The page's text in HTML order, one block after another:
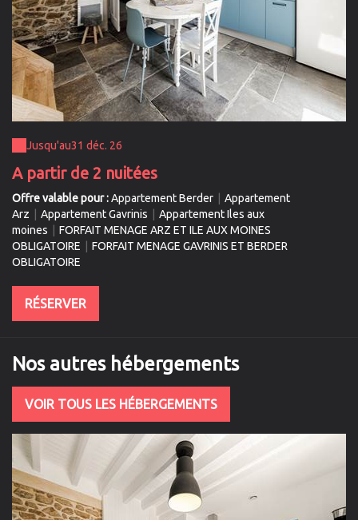
Jusqu'au31 déc. 26
A partir de 2 nuitées
Offre valable pour :Appartement Berder
Appartement
Arz
Appartement Gavrinis
Appartement Iles aux
moines
FORFAIT MENAGE ARZ ET ILE AUX MOINES
OBLIGATOIRE
FORFAIT MENAGE GAVRINIS ET BERDER
OBLIGATOIRE
RÉSERVER
Nos autres hébergements
VOIR TOUS LES HÉBERGEMENTS